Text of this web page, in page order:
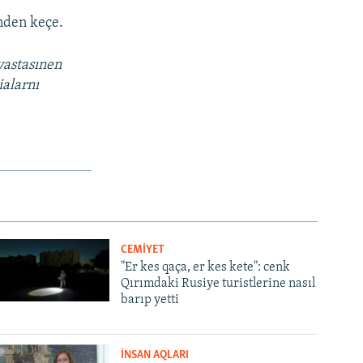
keçe.
CEMİYET
"Er kes qaça, er kes kete": cenk
Qırımdaki Rusiye turistlerine nasıl
barıp yetti
İNSAN AQLARI